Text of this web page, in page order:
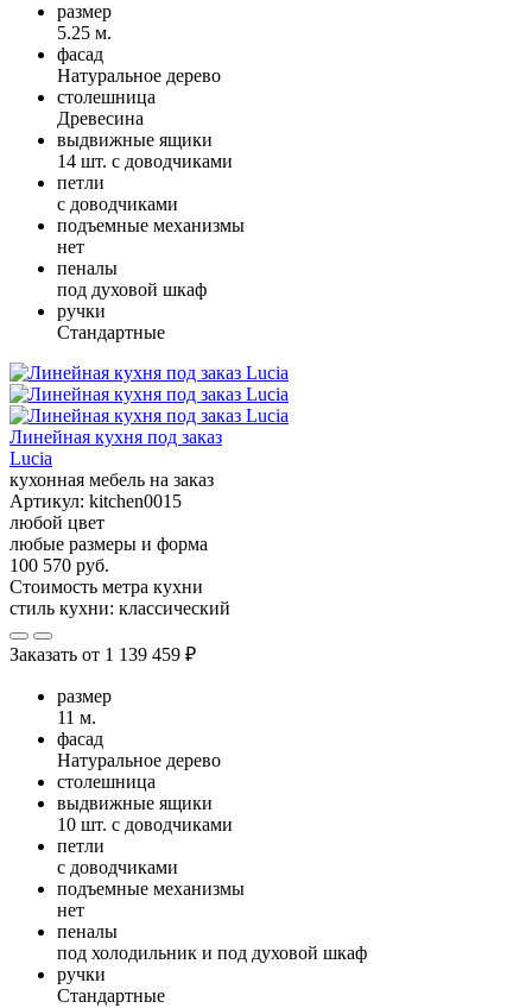
размер
5.25 м.
фасад
Натуральное дерево
столешница
Древесина
выдвижные ящики
14 шт. с доводчиками
петли
с доводчиками
подъемные механизмы
нет
пеналы
под духовой шкаф
ручки
Стандартные
Линейная кухня под заказ
Lucia
кухонная мебель на заказ
Артикул: kitchen0015
любой цвет
любые размеры и форма
100 570 руб.
Стоимость метра кухни
стиль кухни: классический
Заказать от 1 139 459 ₽
размер
11 м.
фасад
Натуральное дерево
столешница
выдвижные ящики
10 шт. с доводчиками
петли
с доводчиками
подъемные механизмы
нет
пеналы
под холодильник и под духовой шкаф
ручки
Стандартные